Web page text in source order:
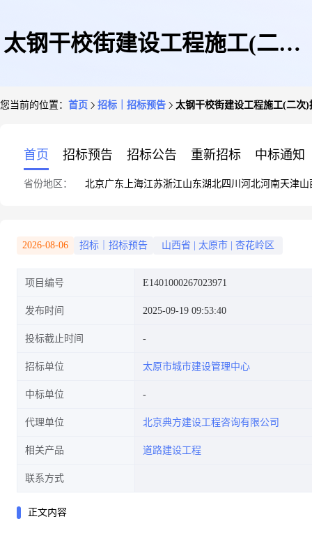
太钢干校街建设工程施工(二次)
您当前的位置： 首页 招标｜招标预告 太钢干校街建设工程施工(二次)
首页 招标预告 招标公告 重新招标 中标通知
省份地区： 北京广东 上海江苏浙江山东湖北四川 河北河南天津山
2026-08-06 招标｜招标预告 山西省 太原市 杏花岭区
项目编号 E1401000267023971
发布时间 2025-09-19 09:53:40
投标截止时间
招标单位 太原市城市建设管理中心
中标单位
代理单位 北京典方建设工程咨询有限公司
相关产品 道路建设工程
联系方式
正文内容